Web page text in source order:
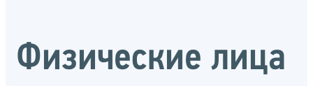
Физические лица